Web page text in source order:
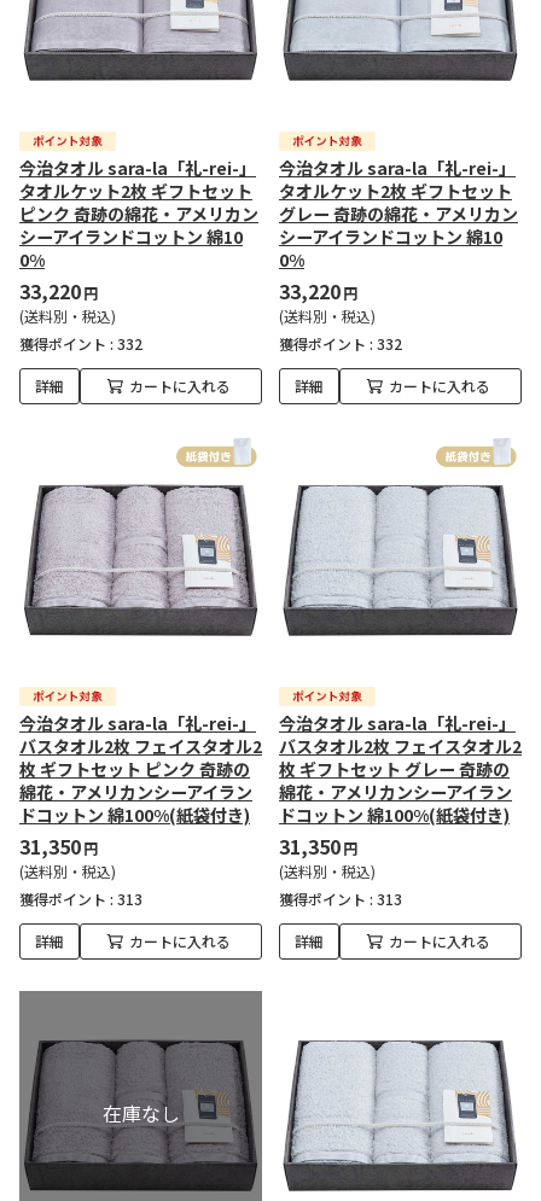
今治タオル sara-la「礼-rei-」
タオルケット2枚 ギフトセット
ピンク 奇跡の綿花・アメリカン
シーアイランドコットン 綿10
0%
33,220円
(送料別・税込)
獲得ポイント : 332
詳細 カートに入れる
今治タオル sara-la「礼-rei-」
タオルケット2枚 ギフトセット
グレー 奇跡の綿花・アメリカン
シーアイランドコットン 綿10
0%
33,220円
(送料別・税込)
獲得ポイント : 332
詳細 カートに入れる
今治タオル sara-la「礼-rei-」
バスタオル2枚 フェイスタオル2
枚 ギフトセット ピンク 奇跡の
綿花・アメリカンシーアイラン
ドコットン 綿100%(紙袋付き)
31,350円
(送料別・税込)
獲得ポイント : 313
詳細 カートに入れる
今治タオル sara-la「礼-rei-」
バスタオル2枚 フェイスタオル2
枚 ギフトセット グレー 奇跡の
綿花・アメリカンシーアイラン
ドコットン 綿100%(紙袋付き)
31,350円
(送料別・税込)
獲得ポイント : 313
詳細 カートに入れる